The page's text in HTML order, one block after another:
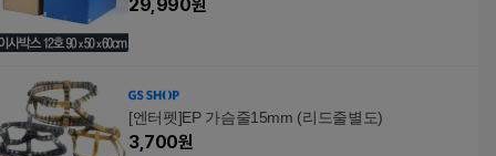
29,990원
[엔터펫]EP 가슴줄15mm (리드줄별도)
3,700원